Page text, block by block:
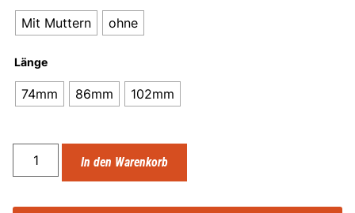
Mit Muttern ohne
Länge
74mm 86mm 102mm
In den Warenkorb